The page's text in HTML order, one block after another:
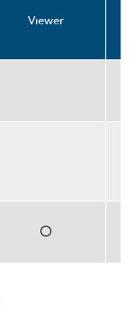
Viewer
〇